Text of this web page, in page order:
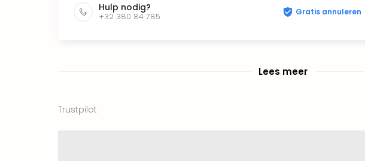
Hulp nodig?
+32 380 84 785 Gratis annuleren
Lees meer
Trustpilot